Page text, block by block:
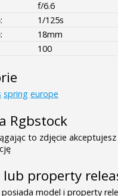
f/6.6
1/125s
18mm
100
spring europe
Rgbstock
to zdjęcie akceptujesz
lub property
posiada model i property